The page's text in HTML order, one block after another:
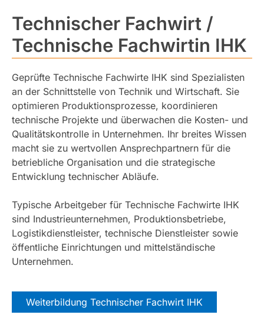
Technischer Fachwirt /
Technische Fachwirtin IHK
Geprüfte Technische Fachwirte IHK sind Spezialisten
an der Schnittstelle von Technik und Wirtschaft. Sie
optimieren Produktionsprozesse, koordinieren
technische Projekte und überwachen die Kosten- und
Qualitätskontrolle in Unternehmen. Ihr breites Wissen
macht sie zu wertvollen Ansprechpartnern für die
betriebliche Organisation und die strategische
Entwicklung technischer Abläufe.
Typische Arbeitgeber für Technische Fachwirte IHK
sind Industrieunternehmen, Produktionsbetriebe,
Logistikdienstleister, technische Dienstleister sowie
öffentliche Einrichtungen und mittelständische
Unternehmen.
Weiterbildung Technischer Fachwirt IHK